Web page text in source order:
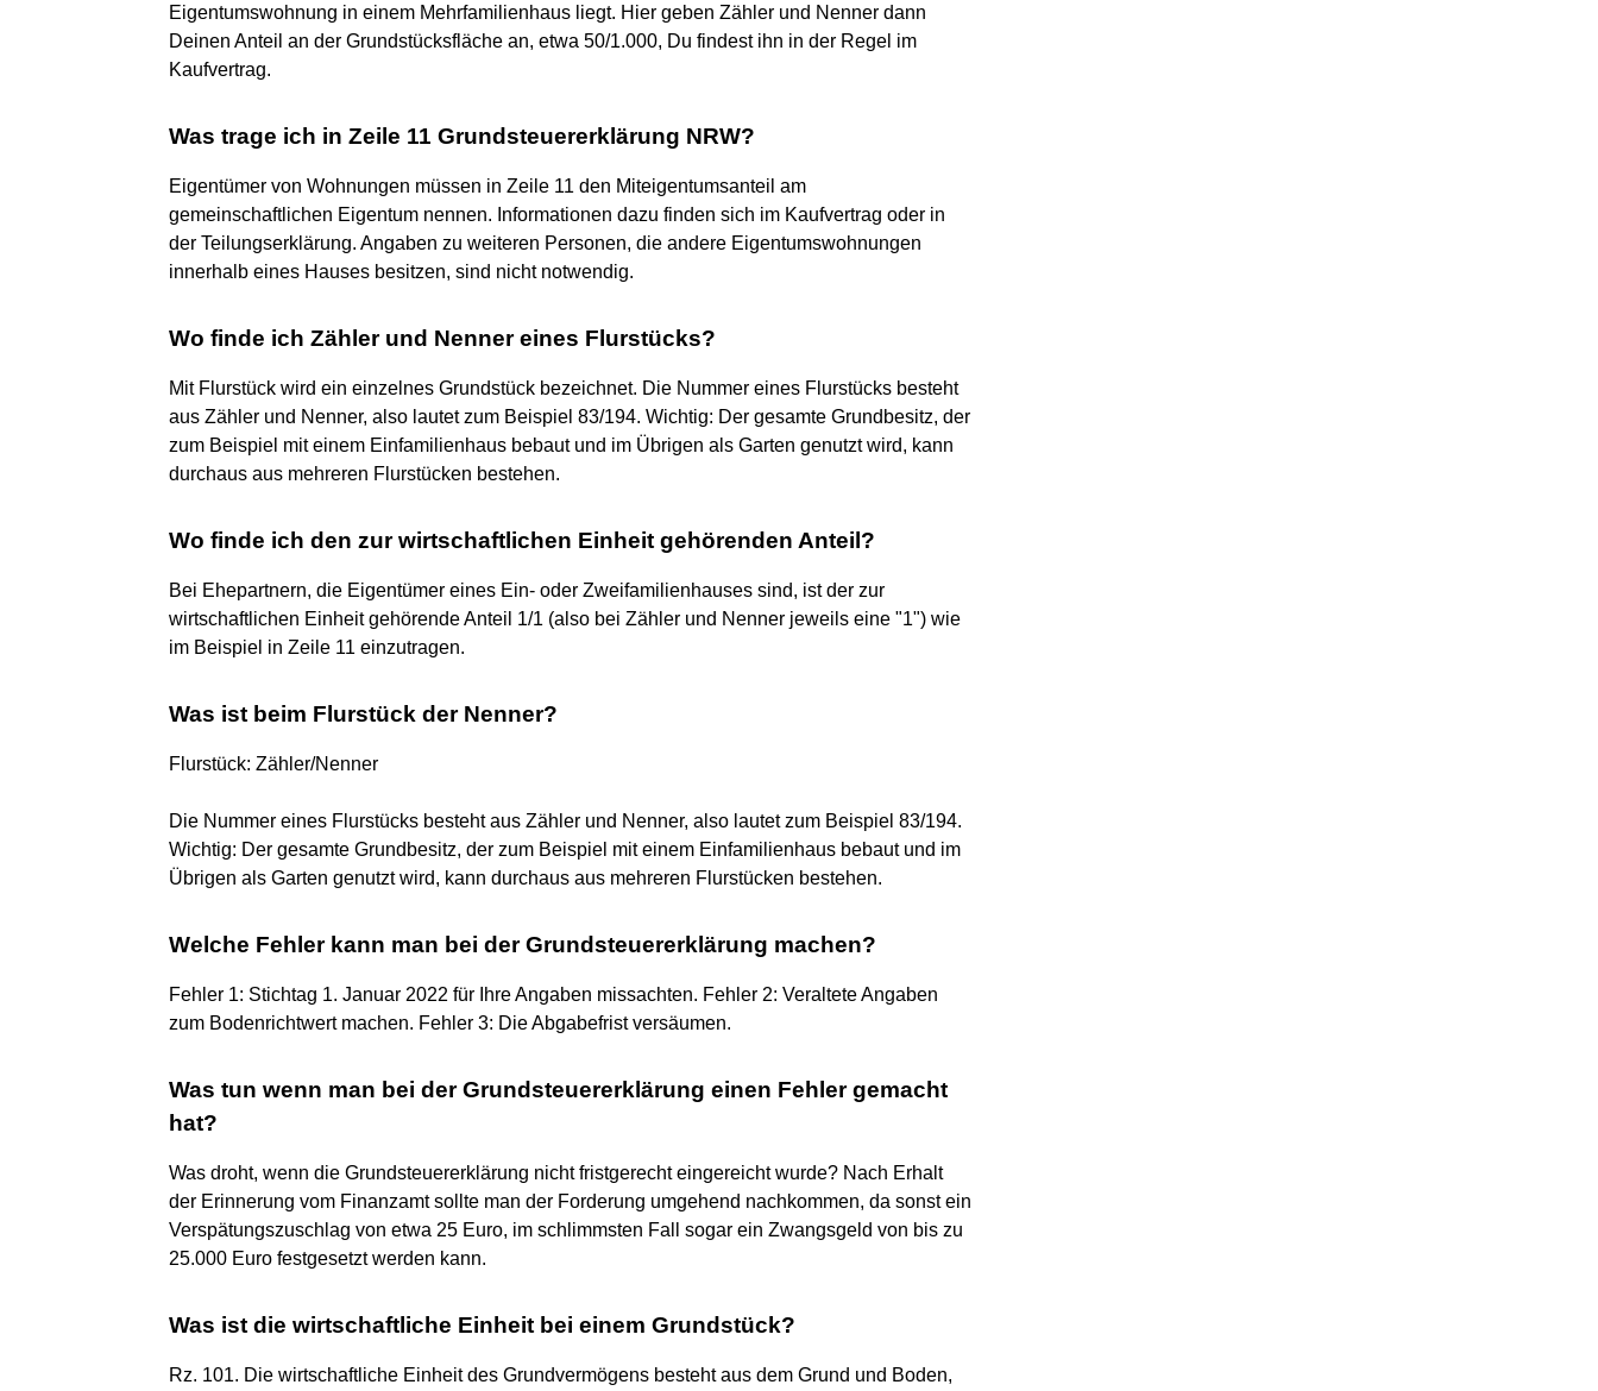
Eigentumswohnung in einem Mehrfamilienhaus liegt. Hier geben Zähler und Nenner dann
Deinen Anteil an der Grundstücksfläche an, etwa 50/1.000, Du findest ihn in der Regel im
Kaufvertrag.
Was trage ich in Zeile 11 Grundsteuererklärung NRW?
Eigentümer von Wohnungen müssen in Zeile 11 den Miteigentumsanteil am
gemeinschaftlichen Eigentum nennen. Informationen dazu finden sich im Kaufvertrag oder in
der Teilungserklärung. Angaben zu weiteren Personen, die andere Eigentumswohnungen
innerhalb eines Hauses besitzen, sind nicht notwendig.
Wo finde ich Zähler und Nenner eines Flurstücks?
Mit Flurstück wird ein einzelnes Grundstück bezeichnet. Die Nummer eines Flurstücks besteht
aus Zähler und Nenner, also lautet zum Beispiel 83/194. Wichtig: Der gesamte Grundbesitz, der
zum Beispiel mit einem Einfamilienhaus bebaut und im Übrigen als Garten genutzt wird, kann
durchaus aus mehreren Flurstücken bestehen.
Wo finde ich den zur wirtschaftlichen Einheit gehörenden Anteil?
Bei Ehepartnern, die Eigentümer eines Ein- oder Zweifamilienhauses sind, ist der zur
wirtschaftlichen Einheit gehörende Anteil 1/1 (also bei Zähler und Nenner jeweils eine "1") wie
im Beispiel in Zeile 11 einzutragen.
Was ist beim Flurstück der Nenner?
Flurstück: Zähler/Nenner
Die Nummer eines Flurstücks besteht aus Zähler und Nenner, also lautet zum Beispiel 83/194.
Wichtig: Der gesamte Grundbesitz, der zum Beispiel mit einem Einfamilienhaus bebaut und im
Übrigen als Garten genutzt wird, kann durchaus aus mehreren Flurstücken bestehen.
Welche Fehler kann man bei der Grundsteuererklärung machen?
Fehler 1: Stichtag 1. Januar 2022 für Ihre Angaben missachten. Fehler 2: Veraltete Angaben
zum Bodenrichtwert machen. Fehler 3: Die Abgabefrist versäumen.
Was tun wenn man bei der Grundsteuererklärung einen Fehler gemacht
hat?
Was droht, wenn die Grundsteuererklärung nicht fristgerecht eingereicht wurde? Nach Erhalt
der Erinnerung vom Finanzamt sollte man der Forderung umgehend nachkommen, da sonst ein
Verspätungszuschlag von etwa 25 Euro, im schlimmsten Fall sogar ein Zwangsgeld von bis zu
25.000 Euro festgesetzt werden kann.
Was ist die wirtschaftliche Einheit bei einem Grundstück?
Rz. 101. Die wirtschaftliche Einheit des Grundvermögens besteht aus dem Grund und Boden,